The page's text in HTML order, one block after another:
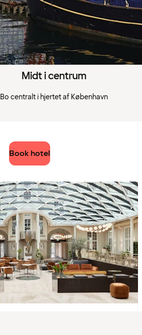
Midt i centrum
Bo centralt i hjertet af København
Book hotel